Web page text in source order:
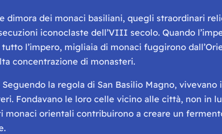
dei monaci basiliani, quegli straordinari
iconoclaste dell’VIII secolo. Quando
l’impero, migliaia di monaci fuggirono
concentrazione di monasteri.
la regola di San Basilio Magno,
Fondavano le loro celle vicino alle città, non in
monaci orientali contribuirono a creare un